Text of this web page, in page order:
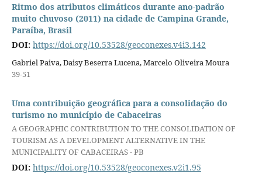
Ritmo dos atributos climáticos durante ano-padrão
muito chuvoso (2011) na cidade de Campina Grande,
Paraíba, Brasil
DOI: https://doi.org/10.53528/geoconexes.v4i3.142
Gabriel Paiva, Daisy Beserra Lucena, Marcelo Oliveira Moura
39-51
Uma contribuição geográfica para a consolidação do
turismo no município de Cabaceiras
A GEOGRAPHIC CONTRIBUTION TO THE CONSOLIDATION OF
TOURISM AS A DEVELOPMENT ALTERNATIVE IN THE
MUNICIPALITY OF CABACEIRAS - PB
DOI: https://doi.org/10.53528/geoconexes.v2i1.95